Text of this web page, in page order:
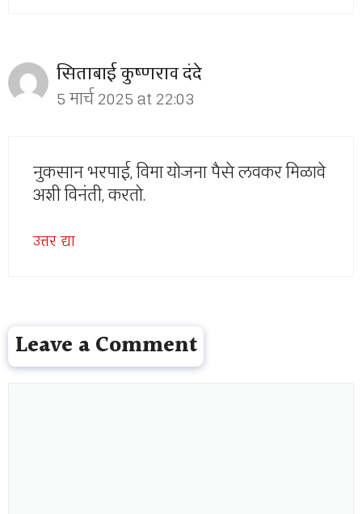
सिताबाई कुष्णराव दंदे
5 मार्च 2025 at 22:03
नुकसान भरपाई, विमा योजना पैसे लवकर मिळावे
अशी विनंती, करतो.
उत्तर द्या
Leave a Comment